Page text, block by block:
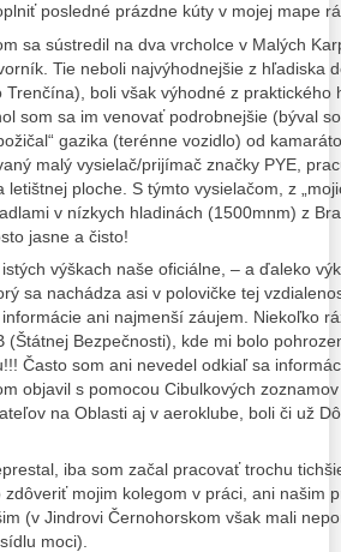
posledné prázdne kúty v mojej mape
sa sústredil na dva vrcholce v Malých
Tie neboli najvýhodnejšie z hľadiska
boli však výhodné z praktického
som sa im venovať podrobnejšie (býval
gazika (terénne vozidlo) od
malý vysielač/prijímač značky PYE,
letištnej ploche. S týmto vysielačom, z
v nízkych hladinách (1500mnm) z
jasne a čisto!
výškach naše oficiálne, – a ďaleko
sa nachádza asi v polovičke tej
ani najmenší záujem. Niekoľko
(Štátnej Bezpečnosti), kde mi bolo
Často som ani nevedel odkiaľ sa
objavil s pomocou Cibulkových
na Oblasti aj v aeroklube, boli či už
iba som začal pracovať trochu
zdôveriť mojim kolegom v práci, ani našim
(v Jindrovi Černohorskom však mali
moci).